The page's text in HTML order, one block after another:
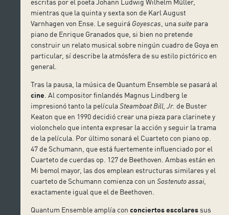
escritas por el poeta Johann Ludwig Wilhelm Müller,
mientras que la quinta y sexta son de Karl August
Varnhagen von Ense. Le seguirá Goyescas , unasuite para
piano de Enrique Granados que, si bien no pretende
construir un relato musical sobre ningún cuadro de Goya en
particular, sí describe la atmósfera de su estilo pictórico en
general.
Tras la pausa, la música de Quantum Ensemble se pasará al
cine . Al compositor finlandés Magnus Lindberg le
impresionó tanto la películaSteamboat Bill, Jr. de Buster
Keaton que en 1990 decidió crear una pieza para clarinete y
violonchelo que intenta expresar la acción y seguir la trama
de la película. Por último sonará el Cuarteto con piano op.
47 de Schumann, que está fuertemente influenciado por el
Cuarteto de cuerdas op. 127 de Beethoven. Ambas están en
Mi bemol mayor, las dos emplean estructuras similares y el
cuarteto de Schumann comienza con unSostenuto assai,
exactamente igual que el de Beethoven.
Quantum Ensemble amplía conconciertos escolaressus